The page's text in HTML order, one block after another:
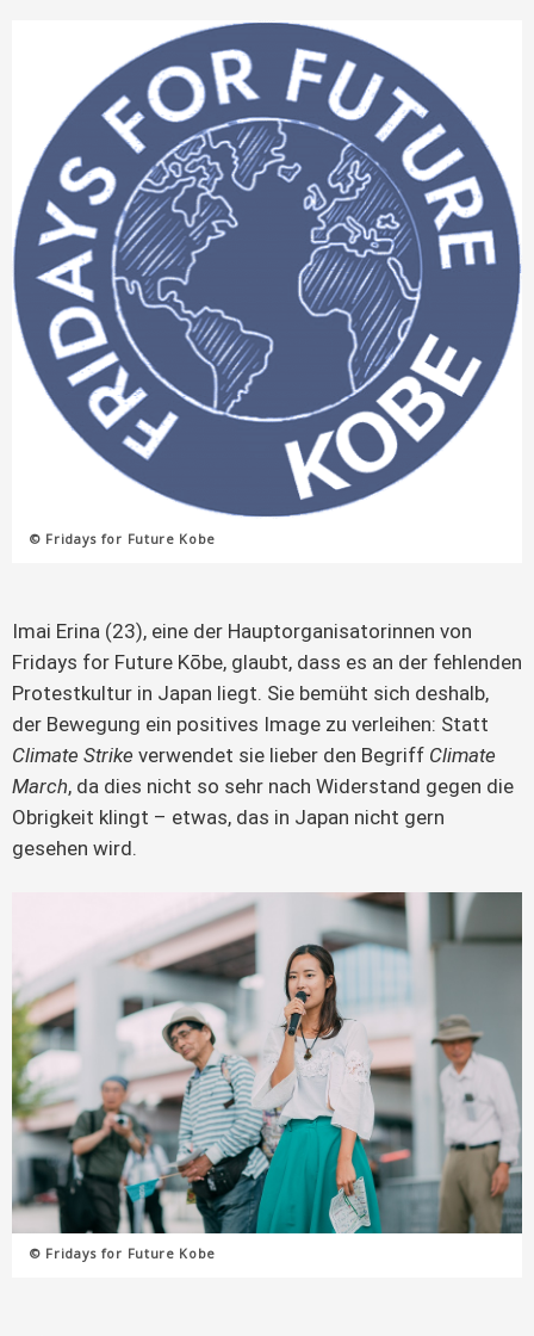
© Fridays for Future Kobe
Imai Erina (23), eine der Hauptorganisatorinnen von
Fridays for Future Kōbe, glaubt, dass es an der fehlenden
Protestkultur in Japan liegt. Sie bemüht sich deshalb,
der Bewegung ein positives Image zu verleihen: Statt
Climate Strike verwendet sie lieber den Begriff Climate
March, da dies nicht so sehr nach Widerstand gegen die
Obrigkeit klingt – etwas, das in Japan nicht gern
gesehen wird.
© Fridays for Future Kobe